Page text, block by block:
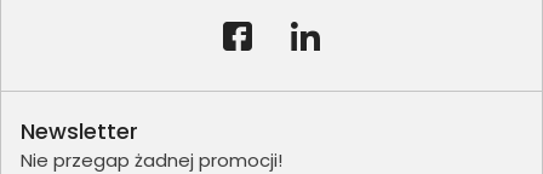
Newsletter
Nie przegap żadnej promocji!